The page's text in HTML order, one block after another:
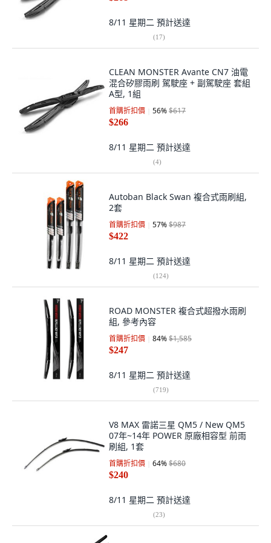
8/11 星期二 預計送達
(17)
CLEAN MONSTER Avante CN7 油電
混合矽膠雨刷 駕駛座 + 副駕駛座 套組
A型, 1組
首購折扣價 56%$617
$266
8/11 星期二 預計送達
(4)
Autoban Black Swan 複合式雨刷組,
2套
首購折扣價 57%$987
$422
8/11 星期二 預計送達
(124)
ROAD MONSTER 複合式超撥水雨刷
組, 參考內容
首購折扣價 84%$1,585
$247
8/11 星期二 預計送達
(719)
V8 MAX 雷諾三星 QM5 / New QM5
07年~14年 POWER 原廠相容型 前雨
刷組, 1套
首購折扣價 64%$680
$240
8/11 星期二 預計送達
(23)